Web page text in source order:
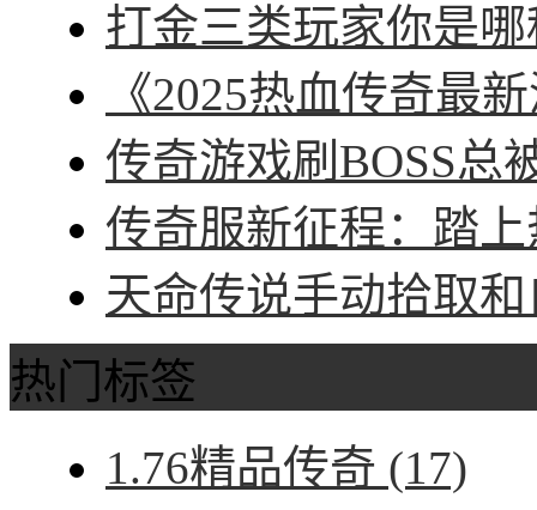
打金三类玩家你是
《2025热血传奇最
传奇游戏刷BOSS总
传奇服新征程：踏
天命传说手动拾取
热门标签
1.76精品传奇 (17)